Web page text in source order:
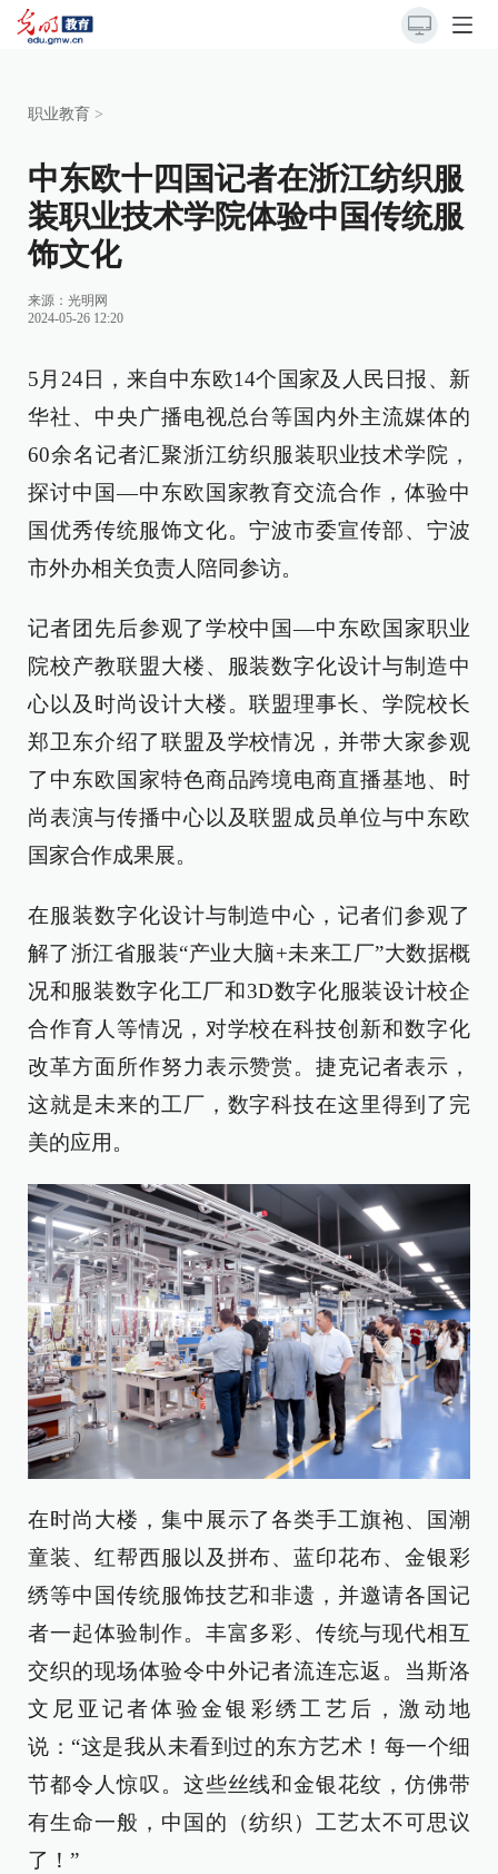
职业教育 >
中东欧十四国记者在浙江纺织服
装职业技术学院体验中国传统服
饰文化
来源： 光明网
2024-05-26 12:20
5月24日，来自中东欧14个国家及人民日报、新
华社、中央广播电视总台等国内外主流媒体的
60余名记者汇聚浙江纺织服装职业技术学院，
探讨中国—中东欧国家教育交流合作，体验中
国优秀传统服饰文化。宁波市委宣传部、宁波
市外办相关负责人陪同参访。
记者团先后参观了学校中国—中东欧国家职业
院校产教联盟大楼、服装数字化设计与制造中
心以及时尚设计大楼。联盟理事长、学院校长
郑卫东介绍了联盟及学校情况，并带大家参观
了中东欧国家特色商品跨境电商直播基地、时
尚表演与传播中心以及联盟成员单位与中东欧
国家合作成果展。
在服装数字化设计与制造中心，记者们参观了
解了浙江省服装“产业大脑+未来工厂”大数据概
况和服装数字化工厂和3D数字化服装设计校企
合作育人等情况，对学校在科技创新和数字化
改革方面所作努力表示赞赏。捷克记者表示，
这就是未来的工厂，数字科技在这里得到了完
美的应用。
在时尚大楼，集中展示了各类手工旗袍、国潮
童装、红帮西服以及拼布、蓝印花布、金银彩
绣等中国传统服饰技艺和非遗，并邀请各国记
者一起体验制作。丰富多彩、传统与现代相互
交织的现场体验令中外记者流连忘返。当斯洛
文尼亚记者体验金银彩绣工艺后，激动地
说：“这是我从未看到过的东方艺术！每一个细
节都令人惊叹。这些丝线和金银花纹，仿佛带
有生命一般，中国的（纺织）工艺太不可思议
了！”